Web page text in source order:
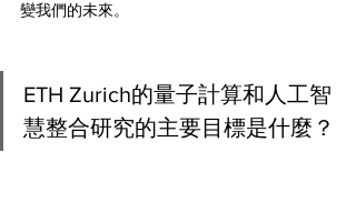
變我們的未來。
ETH Zurich的量子計算和人工智
慧整合研究的主要目標是什麼？